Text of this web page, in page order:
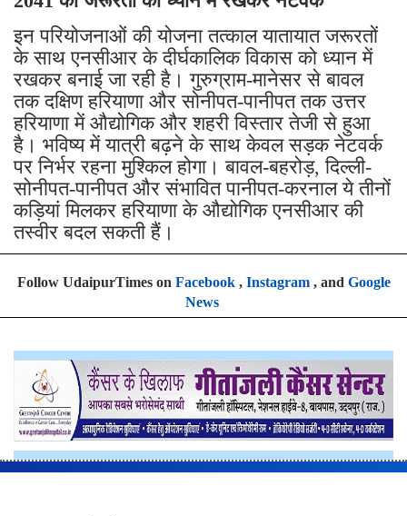
इन परियोजनाओं की योजना तत्काल यातायात जरूरतों
के साथ एनसीआर के दीर्घकालिक विकास को ध्यान में
रखकर बनाई जा रही है। गुरुग्राम-मानेसर से बावल
तक दक्षिण हरियाणा और सोनीपत-पानीपत तक उत्तर
हरियाणा में औद्योगिक और शहरी विस्तार तेजी से हुआ
है। भविष्य में यात्री बढ़ने के साथ केवल सड़क नेटवर्क
पर निर्भर रहना मुश्किल होगा। बावल-बहरोड़, दिल्ली-
सोनीपत-पानीपत और संभावित पानीपत-करनाल ये तीनों
कड़ियां मिलकर हरियाणा के औद्योगिक एनसीआर की
तस्वीर बदल सकती हैं।
Follow UdaipurTimes on Facebook, Instagram, and Google
News